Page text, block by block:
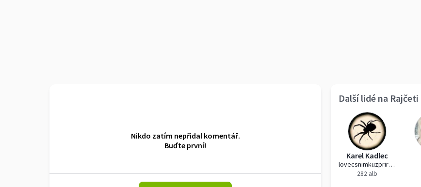
Nikdo zatím nepřidal komentář.
Buďte první!
Další lidé na Rajčeti
Karel Kadlec
lovecsnimkuzprirody
282 alb